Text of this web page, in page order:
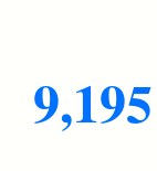
9,195